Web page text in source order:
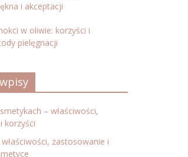
i akceptacji
w oliwie: korzyści i
pielęgnacji
– właściwości,
korzyści
zastosowanie i